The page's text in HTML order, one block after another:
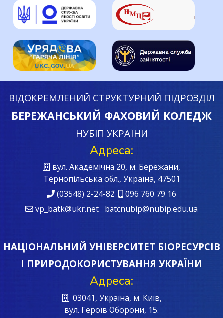
ВІДОКРЕМЛЕНИЙ СТРУКТУРНИЙ ПІДРОЗДІЛ
БЕРЕЖАНСЬКИЙ ФАХОВИЙ КОЛЕДЖ
НУБІП УКРАЇНИ
Адреса:
вул. Академічна 20, м. Бережани,
Тернопільська обл., Україна, 47501
(03548) 2-24-82
096 760 79 16
vp_batk@ukr.net batcnubip@nubip.edu.ua
НАЦІОНАЛЬНИЙ УНІВЕРСИТЕТ БІОРЕСУРСІВ
І ПРИРОДОКОРИСТУВАННЯ УКРАЇНИ
Адреса:
03041, Україна, м. Київ,
вул. Героїв Oборони, 15.